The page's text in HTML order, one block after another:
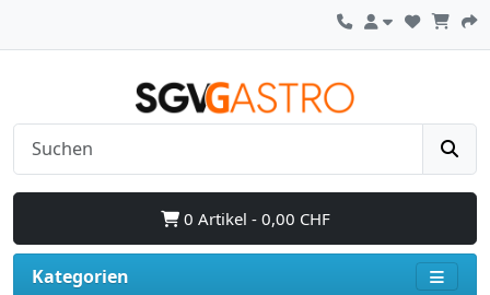
0 Artikel - 0,00 CHF
Kategorien